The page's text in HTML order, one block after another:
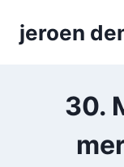
jeroen
30.